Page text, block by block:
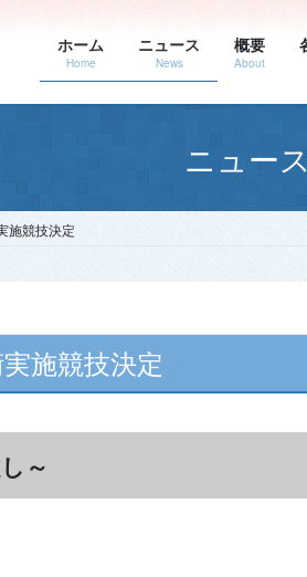
ホーム
Home
ニュース
News
概要
About
ニュース
施競技決定
施競技決定
～